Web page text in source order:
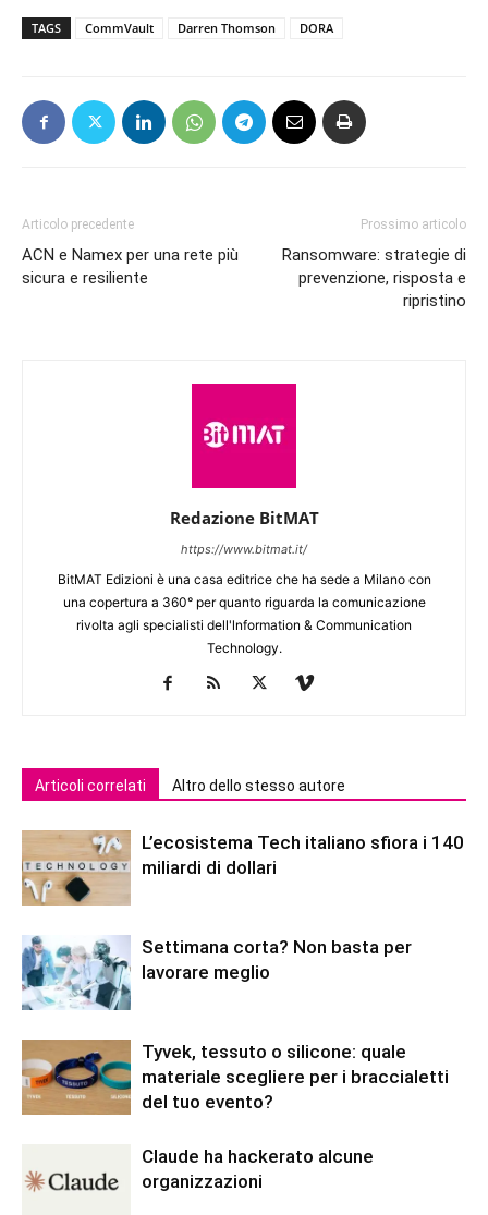
TAGS CommVault Darren Thomson DORA
Articolo precedente
ACN e Namex per una rete più
sicura e resiliente
Prossimo articolo
Ransomware: strategie di
prevenzione, risposta e
ripristino
Redazione BitMAT
https://www.bitmat.it/
BitMAT Edizioni è una casa editrice che ha sede a Milano con
una copertura a 360° per quanto riguarda la comunicazione
rivolta agli specialisti dell'lnformation & Communication
Technology.
Articoli correlati Altro dello stesso autore
L’ecosistema Tech italiano sfiora i 140
miliardi di dollari
Settimana corta? Non basta per
lavorare meglio
Tyvek, tessuto o silicone: quale
materiale scegliere per i braccialetti
del tuo evento?
Claude ha hackerato alcune
organizzazioni